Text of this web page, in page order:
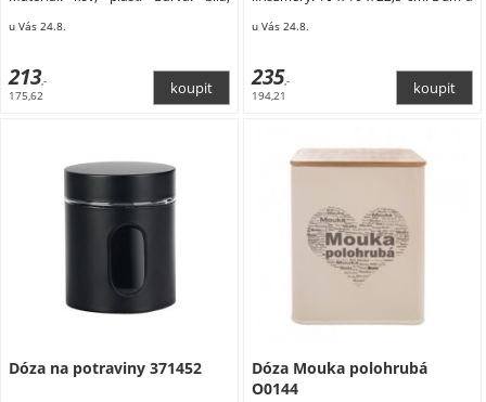
u Vás 24.8.
213,-
175,62
kuchyně Skladování a balení
u Vás 24.8.
235,-
194,21
Dóza na potraviny 371452
Dóza Mouka polohrubá
O0144